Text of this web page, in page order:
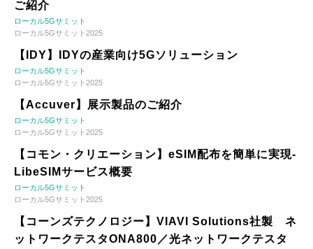
ご紹介
ローカル5Gサミット
ローカル5Gサミット2025
【IDY】IDYの産業向け5Gソリューション
ローカル5Gサミット
ローカル5Gサミット2025
【Accuver】展示製品のご紹介
ローカル5Gサミット
ローカル5Gサミット2025
【コモン・クリエーション】eSIM配布を簡単に実現-
LibeSIMサービス概要
ローカル5Gサミット
ローカル5Gサミット2025
【コーンズテクノロジー】VIAVI Solutions社製 ネ
ットワークテスタONA800／光ネットワークテスタ